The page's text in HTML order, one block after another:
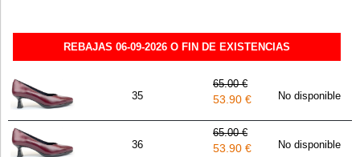
REBAJAS 06-09-2026 O FIN DE EXISTENCIAS
35
65.00 €
53.90 € No disponible
36
65.00 €
53.90 € No disponible